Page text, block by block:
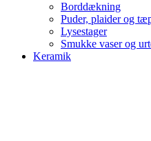
Borddækning
Puder, plaider og
Lysestager
Smukke vaser og
Keramik